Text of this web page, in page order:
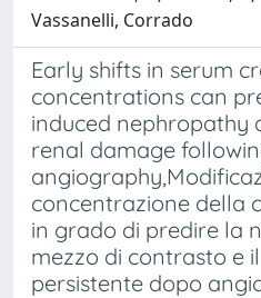
Vassanelli, Corrado
Early shifts in serum
concentrations can
induced nephropathy
renal damage
concentrazione della
in grado di predire la
mezzo di contrasto e
persistente dopo